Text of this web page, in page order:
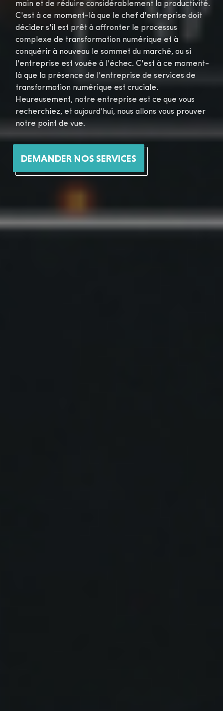
main et de réduire considérablement la productivité.
C'est à ce moment-là que le chef d'entreprise doit
décider s'il est prêt à affronter le processus
complexe de transformation numérique et à
conquérir à nouveau le sommet du marché, ou si
l'entreprise est vouée à l'échec. C'est à ce moment-
là que la présence de l'entreprise de services de
transformation numérique est cruciale.
Heureusement, notre entreprise est ce que vous
recherchiez, et aujourd'hui, nous allons vous prouver
notre point de vue.
DEMANDER NOS SERVICES